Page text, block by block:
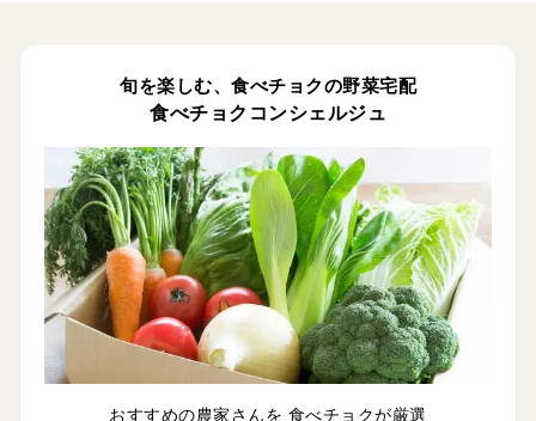
旬を楽しむ、食べチョクの野菜宅配
食べチョクコンシェルジュ
おすすめの農家さんを 食べチョクが厳選